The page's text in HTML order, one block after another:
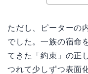
ただし、ピーターの
でした。一族の宿命
てきた「約束」の正
つれて少しずつ表面